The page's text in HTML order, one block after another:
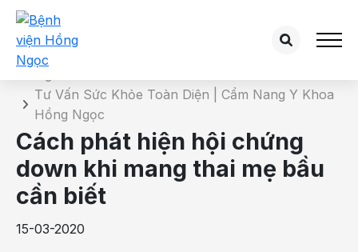
Chi tiết bài tư vấn
Tư Vấn Sức Khỏe Toàn Diện | Cẩm Nang Y Khoa
Hồng Ngọc
Cách phát hiện hội chứng
down khi mang thai mẹ bầu
cần biết
15-03-2020